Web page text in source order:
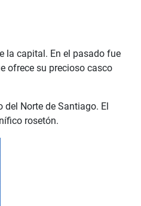
la capital. En el pasado fue
ofrece su precioso casco
Norte de Santiago. El
rosetón.